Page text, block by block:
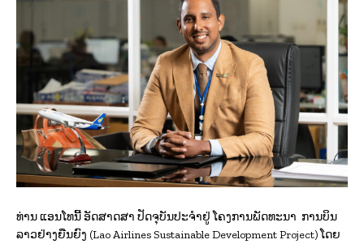
ທ່ານ ແອນໂທນີ້ ອັດສາດສາ ປັດຈຸບັນປະຈໍາຢູ່ ໂຄງການພັດທະນາ ການບິນ
ລາວຢ່າງຍືນຍົງ (Lao Airlines Sustainable Development Project) ໂດຍ